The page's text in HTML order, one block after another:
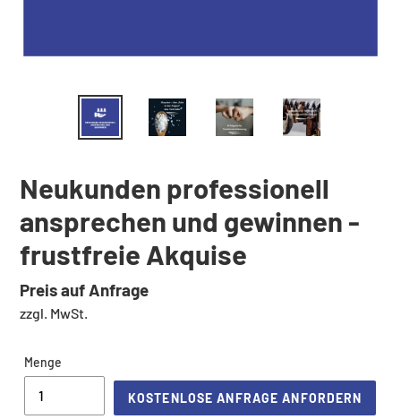
Neukunden professionell
ansprechen und gewinnen -
frustfreie Akquise
Normaler
Preis
Preis auf Anfrage
zzgl. MwSt.
Menge
KOSTENLOSE ANFRAGE ANFORDERN